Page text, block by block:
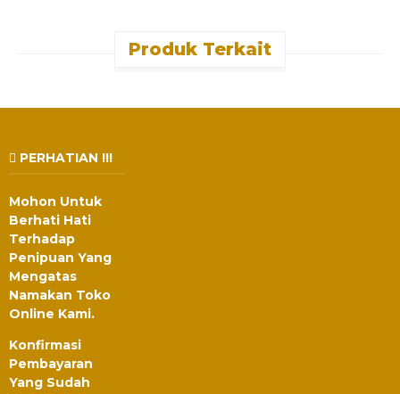
Produk Terkait
PERHATIAN !!!
Mohon Untuk
Berhati Hati
Terhadap
Penipuan Yang
Mengatas
Namakan Toko
Online Kami.
Konfirmasi
Pembayaran
Yang Sudah